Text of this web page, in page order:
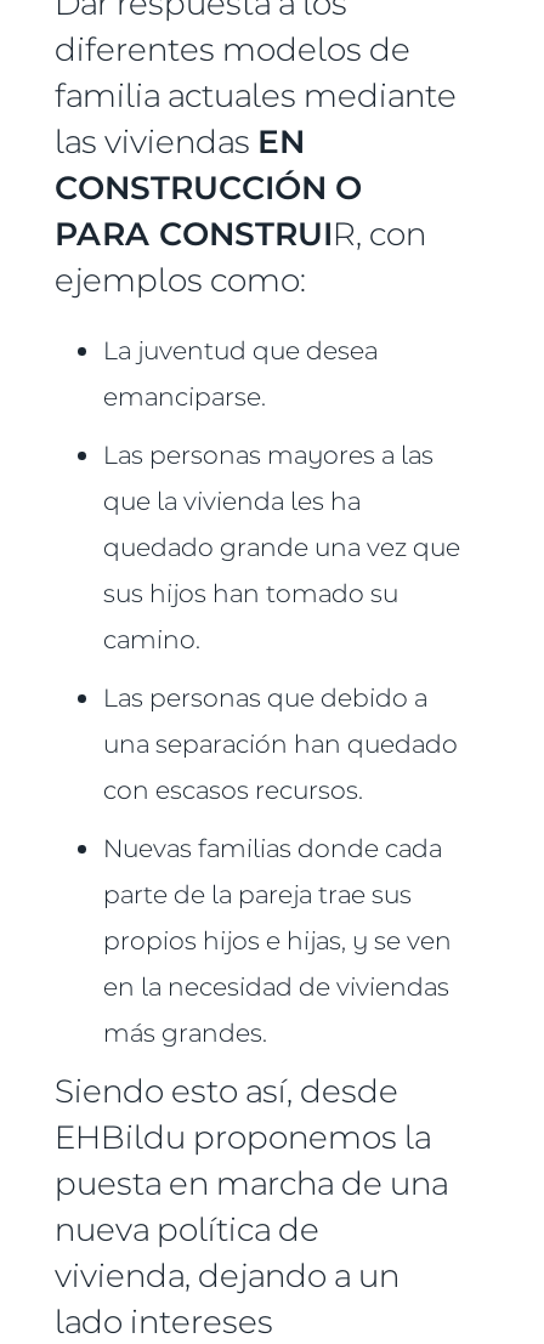
diferentes modelos de
familia actuales mediante
las viviendas EN
CONSTRUCCIÓN O
PARA CONSTRUIR, con
ejemplos como:
La juventud que desea
emanciparse.
Las personas mayores a las
que la vivienda les ha
quedado grande una vez que
sus hijos han tomado su
camino.
Las personas que debido a
una separación han quedado
con escasos recursos.
Nuevas familias donde cada
parte de la pareja trae sus
propios hijos e hijas, y se ven
en la necesidad de viviendas
más grandes.
Siendo esto así, desde
EHBildu proponemos la
puesta en marcha de una
nueva política de
vivienda, dejando a un
lado intereses